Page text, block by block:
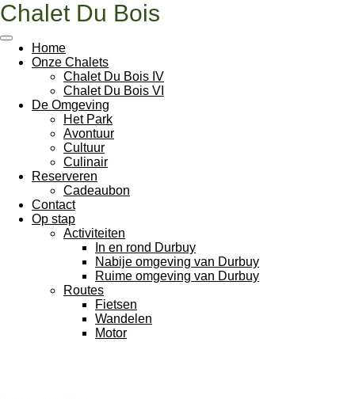
Ga
naar
hoofdinhoud
Chalet Du Bois
Home
Onze Chalets
Chalet Du Bois IV
Chalet Du Bois VI
De Omgeving
Het Park
Avontuur
Cultuur
Culinair
Reserveren
Cadeaubon
Contact
Op stap
Activiteiten
In en rond Durbuy
Nabije omgeving van Durbuy
Ruime omgeving van Durbuy
Routes
Fietsen
Wandelen
Motor